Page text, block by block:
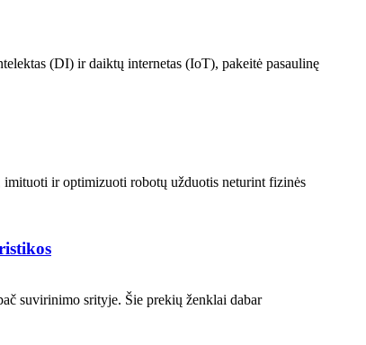
(DI) ir daiktų internetas (IoT), pakeitė pasaulinę
ir optimizuoti robotų užduotis neturint fizinės
suvirinimo srityje. Šie prekių ženklai dabar